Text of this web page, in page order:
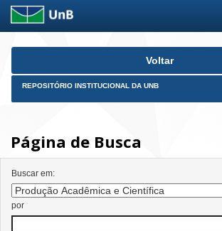
Skip
Voltar
REPOSITÓRIO INSTITUCIONAL DA UNB
Página de Busca
Buscar em:
por